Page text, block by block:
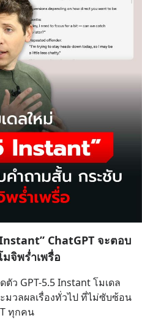
ChatGPT จะตอบ
จิพร่ำเพรื่อ
ตัว GPT-5.5 Instant โมเดล
วลผลเรื่องทั่วไป ที่ไม่ซับซ้อน
ทุกคน